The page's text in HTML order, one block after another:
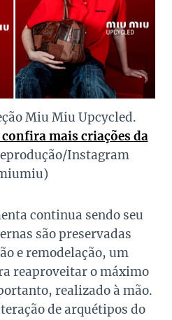
Miu Miu Upcycled.
mais criações da
Instagram
continua sendo seu
são preservadas
e remodelação, um
reaproveitar o máximo
realizado à mão.
de arquétipos do